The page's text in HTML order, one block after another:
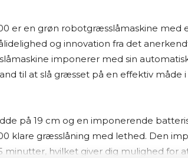
er en grøn robotgræsslåmaskine med
og innovation fra det
imponerer med sin
til at slå græsset på en effektiv måde
på 19 cm og en imponerende
klare græsslåning med lethed. Den
minutter, hvilket giver dig mulighed for